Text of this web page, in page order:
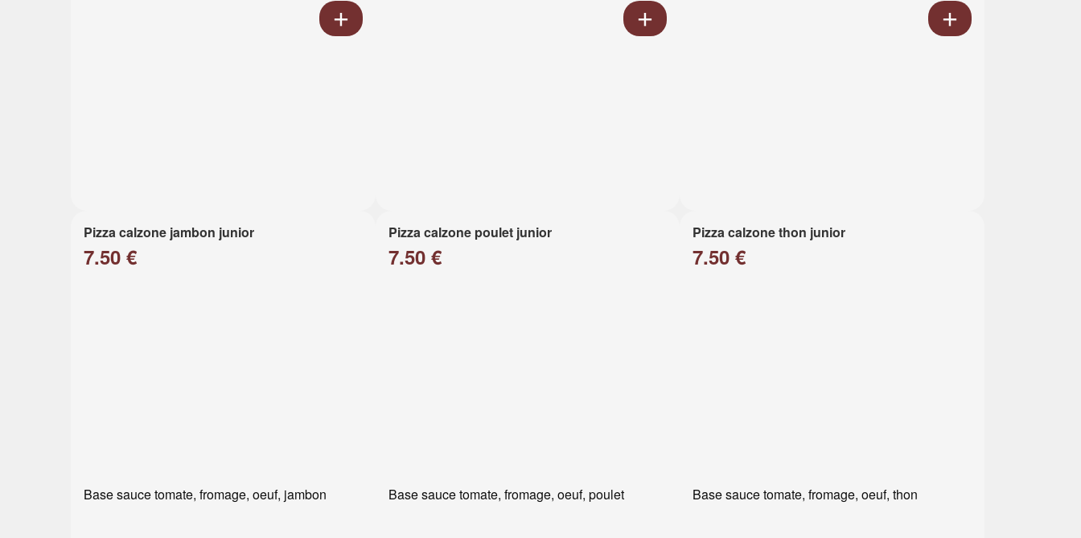
Pizza calzone jambon junior
7.50 €
Base sauce tomate, fromage, oeuf, jambon
Pizza calzone poulet junior
7.50 €
Base sauce tomate, fromage, oeuf, poulet
Pizza calzone thon junior
7.50 €
Base sauce tomate, fromage, oeuf, thon